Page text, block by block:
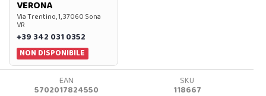
VERONA
Via Trentino, 1, 37060 Sona
VR
+39 342 031 0352
NON DISPONIBILE
EAN
5702017824550
SKU
118667